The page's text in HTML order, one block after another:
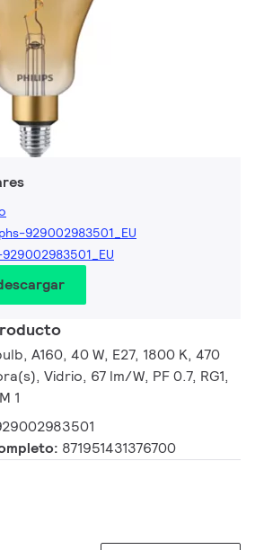
929002983501_EU
A160, 40 W, E27, 1800 K, 470
Vidrio, 67 lm/W, PF 0.7, RG1,
1
871951431376700